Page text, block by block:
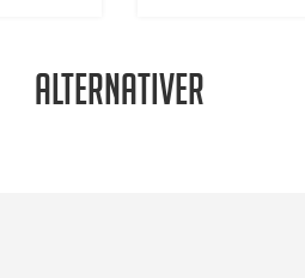
Alternativer